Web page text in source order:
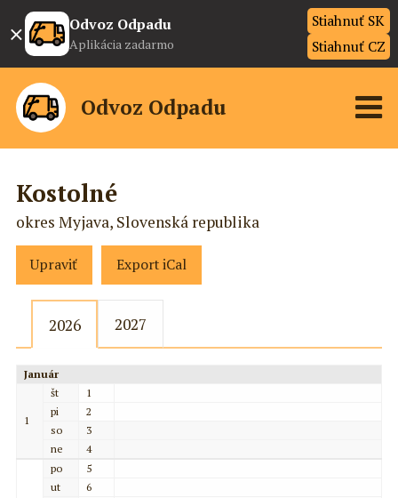
× Odvoz Odpadu
Aplikácia zadarmo
Stiahnuť SK
Stiahnuť CZ
Odvoz Odpadu
Kostolné
okres Myjava, Slovenská republika
Upraviť Export iCal
2026 2027
Január
1
št
1
pi
2
so
3
ne
4
po
5
ut
6